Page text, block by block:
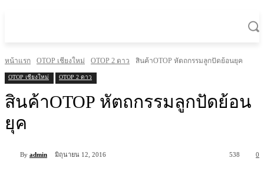
หน้าแรก OTOP เชียงใหม่ OTOP 2 ดาว สินค้าOTOP หัตถกรรมลูกปัดย้อนยุค
OTOP เชียงใหม่ OTOP 2 ดาว
สินค้าOTOP หัตถกรรมลูกปัดย้อน
ยุค
By admin มิถุนายน 12, 2016 0
538